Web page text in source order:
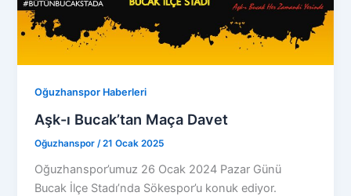
Oğuzhanspor Haberleri
Aşk-ı Bucak’tan Maça Davet
Oğuzhanspor /21 Ocak 2025
Oğuzhanspor’umuz 26 Ocak 2024 Pazar Günü
Bucak İlçe Stadı’nda Sökespor’u konuk ediyor.